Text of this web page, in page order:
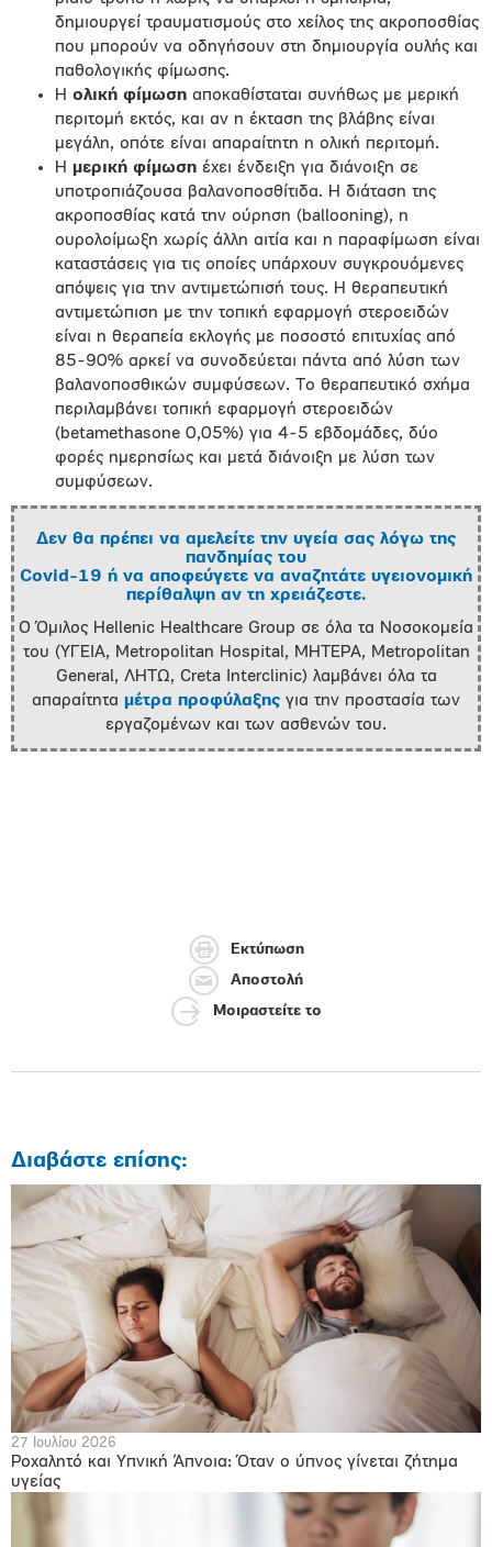
δημιουργεί τραυματισμούς στο χείλος της ακροποσθίας
που μπορούν να οδηγήσουν στη δημιουργία ουλής και
παθολογικής φίμωσης.
Η ολική φίμωση αποκαθίσταται συνήθως με μερική
περιτομή εκτός, και αν η έκταση της βλάβης είναι
μεγάλη, οπότε είναι απαραίτητη η ολική περιτομή.
Η μερική φίμωση έχει ένδειξη για διάνοιξη σε
υποτροπιάζουσα βαλανοποσθίτιδα. Η διάταση της
ακροποσθίας κατά την ούρηση (ballooning), η
ουρολοίμωξη χωρίς άλλη αιτία και η παραφίμωση είναι
καταστάσεις για τις οποίες υπάρχουν συγκρουόμενες
απόψεις για την αντιμετώπισή τους. Η θεραπευτική
αντιμετώπιση με την τοπική εφαρμογή στεροειδών
είναι η θεραπεία εκλογής με ποσοστό επιτυχίας από
85-90% αρκεί να συνοδεύεται πάντα από λύση των
βαλανοποσθικών συμφύσεων. Το θεραπευτικό σχήμα
περιλαμβάνει τοπική εφαρμογή στεροειδών
(betamethasone 0,05%) για 4-5 εβδομάδες, δύο
φορές ημερησίως και μετά διάνοιξη με λύση των
συμφύσεων.
Δεν θα πρέπει να αμελείτε την υγεία σας λόγω της
πανδημίας του
Covid-19 ή να αποφεύγετε να αναζητάτε υγειονομική
περίθαλψη αν τη χρειάζεστε.
Ο Όμιλος Hellenic Healthcare Group σε όλα τα Νοσοκομεία
του (ΥΓΕΙΑ, Metropolitan Hospital, ΜΗΤΕΡΑ, Metropolitan
General, ΛΗΤΩ, Creta Interclinic) λαμβάνει όλα τα
απαραίτητα μέτρα προφύλαξης για την προστασία των
εργαζομένων και των ασθενών του.
Εκτύπωση
Αποστολή
Μοιραστείτε το
Διαβάστε επίσης:
27 Ιουλίου 2026
Ροχαλητό και Υπνική Άπνοια: Όταν ο ύπνος γίνεται ζήτημα
υγείας